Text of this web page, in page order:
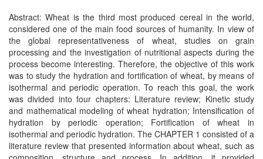
Abstract: Wheat is the third most produced cereal in the world,
considered one of the main food sources of humanity. In view of
the global representativeness of wheat, studies on grain
processing and the investigation of nutritional aspects during the
process become interesting. Therefore, the objective of this work
was to study the hydration and fortification of wheat, by means of
isothermal and periodic operation. To reach this goal, the work
was divided into four chapters: Literature review; Kinetic study
and mathematical modeling of wheat hydration; Intensification of
hydration by periodic operation; Fortification of wheat in
isothermal and periodic hydration. The CHAPTER 1 consisted of a
literature review that presented information about wheat, such as